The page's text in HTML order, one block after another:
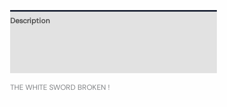
Description
THE WHITE SWORD BROKEN !